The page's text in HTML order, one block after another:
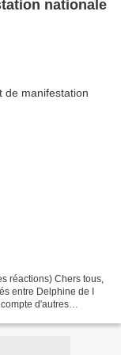
nationale
réactions) Chers tous,
entre Delphine de I
d'autres